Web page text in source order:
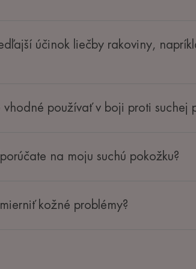
účinok liečby rakoviny,
vhodné používať v boji proti suchej
na moju suchú pokožku?
kožné problémy?